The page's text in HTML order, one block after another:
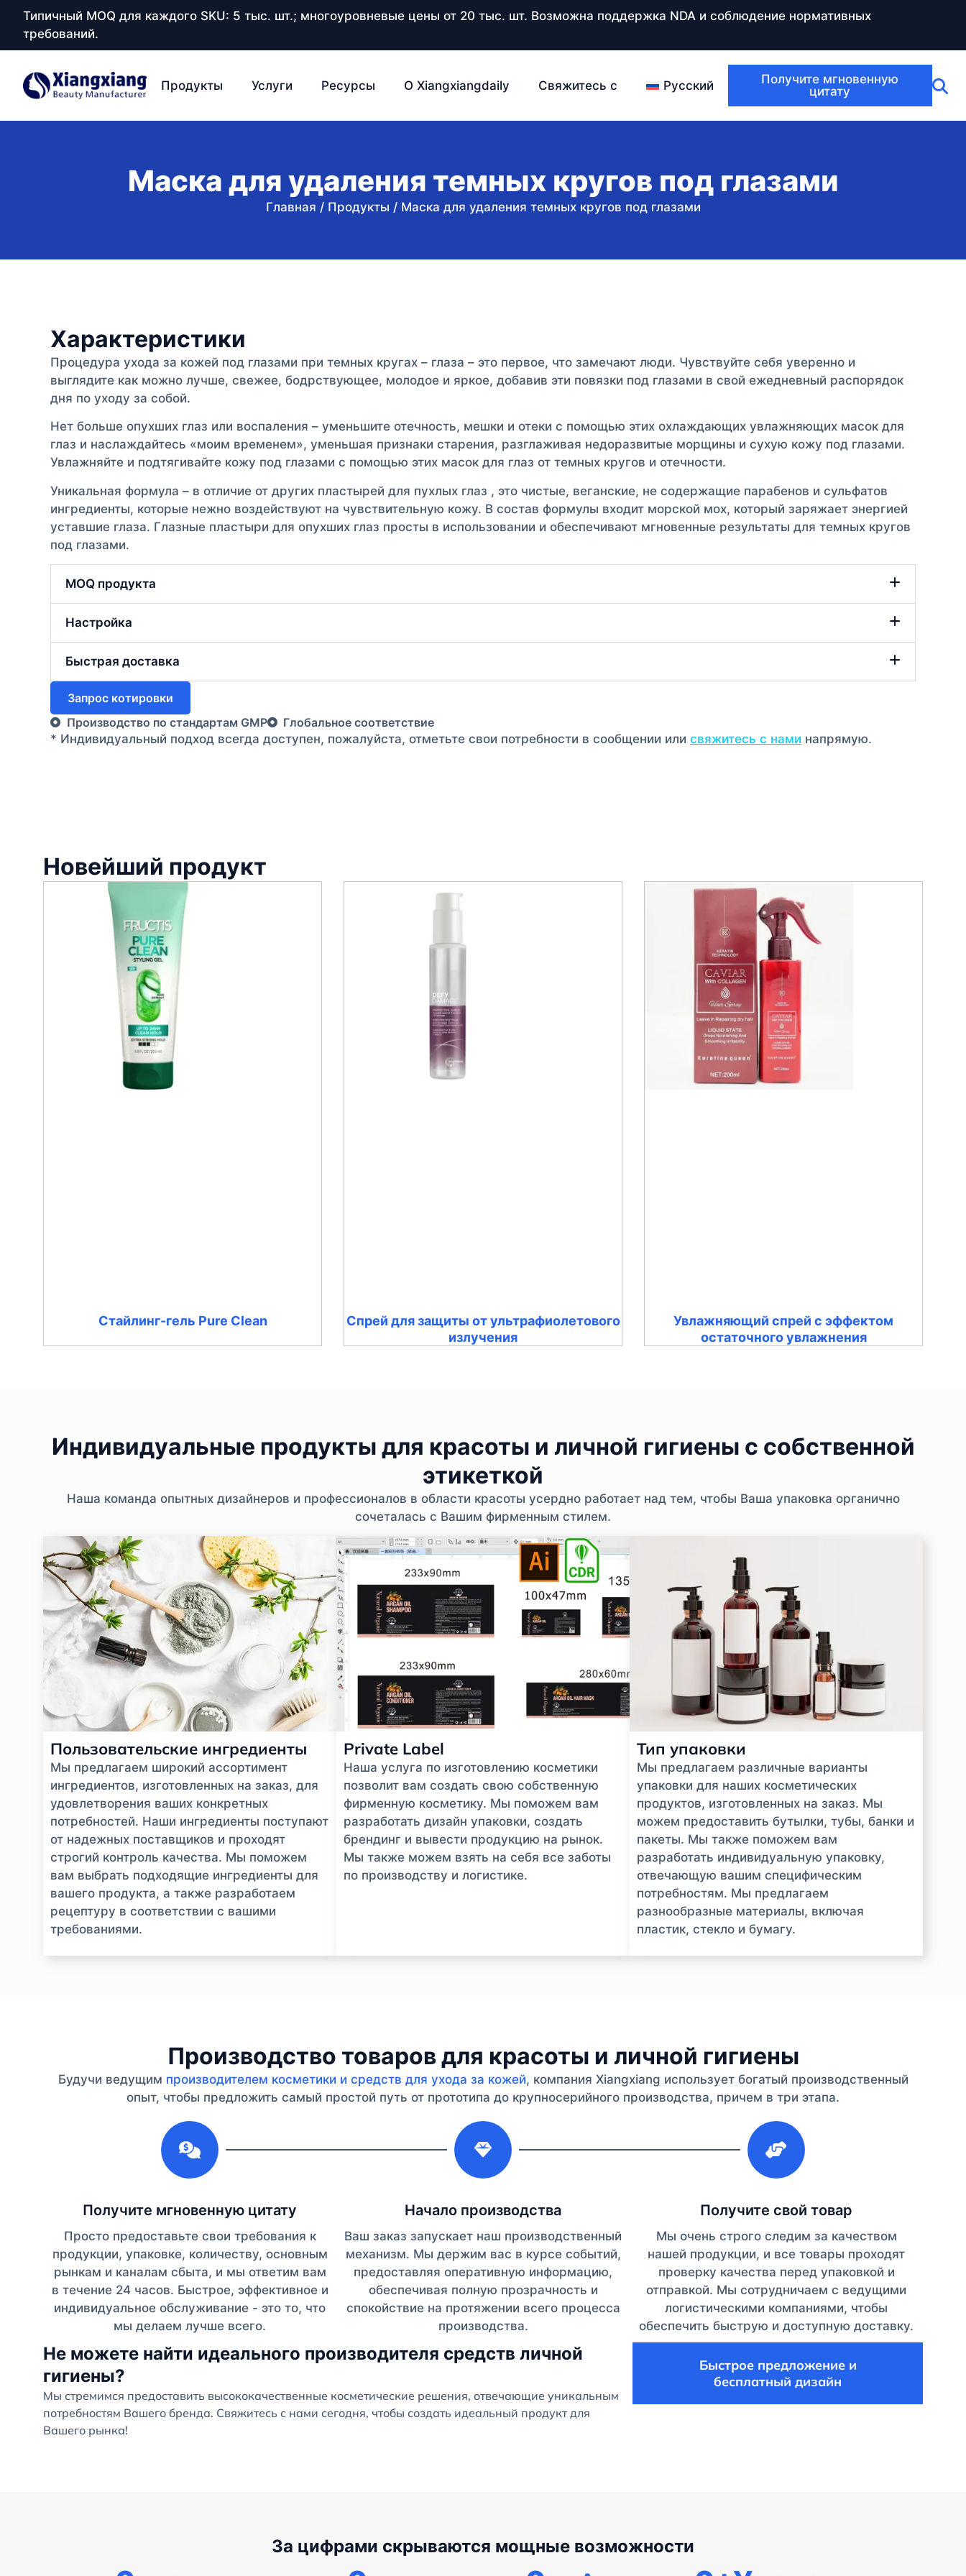
Типичный MOQ для каждого SKU: 5 тыс. шт.; многоуровневые цены от 20 тыс. шт. Возможна поддержка NDA и соблюдение нормативных
требований.
Продукты Услуги Ресурсы О Xiangxiangdaily Свяжитесь с Русский
Получите мгновенную
цитату
Маска для удаления темных кругов под глазами
Главная / Продукты / Маска для удаления темных кругов под глазами
Характеристики
Процедура ухода за кожей под глазами при темных кругах – глаза – это первое, что замечают люди. Чувствуйте себя уверенно и
выглядите как можно лучше, свежее, бодрствующее, молодое и яркое, добавив эти повязки под глазами в свой ежедневный распорядок
дня по уходу за собой.
Нет больше опухших глаз или воспаления – уменьшите отечность, мешки и отеки с помощью этих охлаждающих увлажняющих масок для
глаз и наслаждайтесь «моим временем», уменьшая признаки старения, разглаживая недоразвитые морщины и сухую кожу под глазами.
Увлажняйте и подтягивайте кожу под глазами с помощью этих масок для глаз от темных кругов и отечности.
Уникальная формула – в отличие от других пластырей для пухлых глаз , это чистые, веганские, не содержащие парабенов и сульфатов
ингредиенты, которые нежно воздействуют на чувствительную кожу. В состав формулы входит морской мох, который заряжает энергией
уставшие глаза. Глазные пластыри для опухших глаз просты в использовании и обеспечивают мгновенные результаты для темных кругов
под глазами.
MOQ продукта
Настройка
Быстрая доставка
Запрос котировки
Производство по стандартам GMP
Глобальное соответствие
* Индивидуальный подход всегда доступен, пожалуйста, отметьте свои потребности в сообщении или свяжитесь с нами напрямую.
Новейший продукт
Стайлинг-гель Pure Clean
Спрей для защиты от ультрафиолетового
излучения
Увлажняющий спрей с эффектом
остаточного увлажнения
Индивидуальные продукты для красоты и личной гигиены с собственной
этикеткой
Наша команда опытных дизайнеров и профессионалов в области красоты усердно работает над тем, чтобы Ваша упаковка органично
сочеталась с Вашим фирменным стилем.
Пользовательские ингредиенты
Мы предлагаем широкий ассортимент
ингредиентов, изготовленных на заказ, для
удовлетворения ваших конкретных
потребностей. Наши ингредиенты поступают
от надежных поставщиков и проходят
строгий контроль качества. Мы поможем
вам выбрать подходящие ингредиенты для
вашего продукта, а также разработаем
рецептуру в соответствии с вашими
требованиями.
Private Label
Наша услуга по изготовлению косметики
позволит вам создать свою собственную
фирменную косметику. Мы поможем вам
разработать дизайн упаковки, создать
брендинг и вывести продукцию на рынок.
Мы также можем взять на себя все заботы
по производству и логистике.
Тип упаковки
Мы предлагаем различные варианты
упаковки для наших косметических
продуктов, изготовленных на заказ. Мы
можем предоставить бутылки, тубы, банки и
пакеты. Мы также поможем вам
разработать индивидуальную упаковку,
отвечающую вашим специфическим
потребностям. Мы предлагаем
разнообразные материалы, включая
пластик, стекло и бумагу.
Производство товаров для красоты и личной гигиены
Будучи ведущим производителем косметики и средств для ухода за кожей, компания Xiangxiang использует богатый производственный
опыт, чтобы предложить самый простой путь от прототипа до крупносерийного производства, причем в три этапа.
Получите мгновенную цитату
Просто предоставьте свои требования к
продукции, упаковке, количеству, основным
рынкам и каналам сбыта, и мы ответим вам
в течение 24 часов. Быстрое, эффективное и
индивидуальное обслуживание - это то, что
мы делаем лучше всего.
Начало производства
Ваш заказ запускает наш производственный
механизм. Мы держим вас в курсе событий,
предоставляя оперативную информацию,
обеспечивая полную прозрачность и
спокойствие на протяжении всего процесса
производства.
Получите свой товар
Мы очень строго следим за качеством
нашей продукции, и все товары проходят
проверку качества перед упаковкой и
отправкой. Мы сотрудничаем с ведущими
логистическими компаниями, чтобы
обеспечить быструю и доступную доставку.
Не можете найти идеального производителя средств личной
гигиены?
Мы стремимся предоставить высококачественные косметические решения, отвечающие уникальным
потребностям Вашего бренда. Свяжитесь с нами сегодня, чтобы создать идеальный продукт для
Вашего рынка!
Быстрое предложение и
бесплатный дизайн
За цифрами скрываются мощные возможности